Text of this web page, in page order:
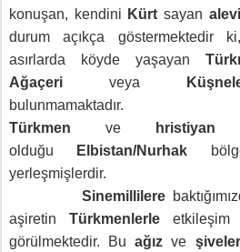
konuşan, kendini Kürtsayan
durum açıkça göstermektedir ki,
asırlarda köyde yaşayan
Ağaçeri veya
bulunmamaktadır.
Türkmen ve
olduğu Elbistan/Nurhak
yerleşmişlerdir.
Sinemillilere
aşiretin Türkmenlerle etkileşim
görülmektedir. Bu ağızve